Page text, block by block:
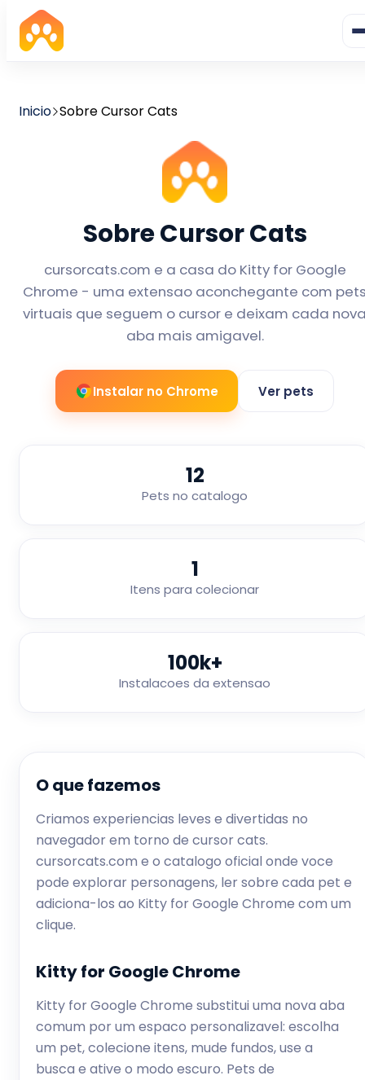
Inicio Sobre Cursor Cats
Sobre Cursor Cats
cursorcats.com e a casa do Kitty for Google
Chrome - uma extensao aconchegante com
virtuais que seguem o cursor e deixam cada
aba mais amigavel.
Instalar no Chrome Ver pets
12
Pets no catalogo
1
Itens para colecionar
100k+
Instalacoes da extensao
O que fazemos
Criamos experiencias leves e divertidas no
navegador em torno de cursor cats.
cursorcats.com e o catalogo oficial onde voce
pode explorar personagens, ler sobre cada pet e
adiciona-los ao Kitty for Google Chrome com um
clique.
Kitty for Google Chrome
Kitty for Google Chrome substitui uma nova aba
comum por um espaco personalizavel: escolha
um pet, colecione itens, mude fundos, use a
busca e ative o modo escuro. Pets de